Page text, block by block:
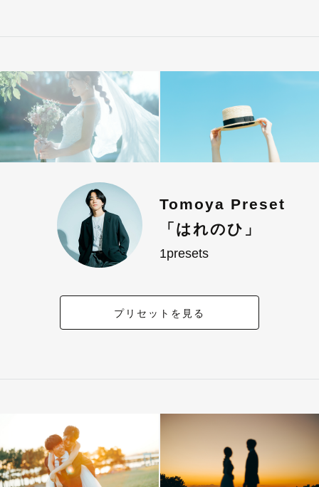
Tomoya Preset
「はれのひ」
1presets
プリセットを見る